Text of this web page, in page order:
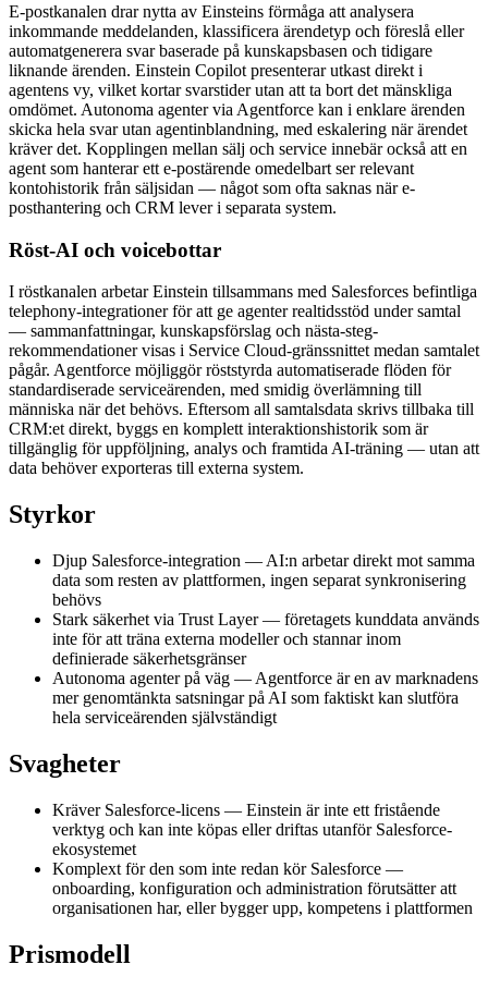
E-postkanalen drar nytta av Einsteins förmåga att analysera
inkommande meddelanden, klassificera ärendetyp och föreslå eller
automatgenerera svar baserade på kunskapsbasen och tidigare
liknande ärenden. Einstein Copilot presenterar utkast direkt i
agentens vy, vilket kortar svarstider utan att ta bort det mänskliga
omdömet. Autonoma agenter via Agentforce kan i enklare ärenden
skicka hela svar utan agentinblandning, med eskalering när ärendet
kräver det. Kopplingen mellan sälj och service innebär också att en
agent som hanterar ett e-postärende omedelbart ser relevant
kontohistorik från säljsidan — något som ofta saknas när e-
posthantering och CRM lever i separata system.
Röst-AI och voicebottar
I röstkanalen arbetar Einstein tillsammans med Salesforces befintliga
telephony-integrationer för att ge agenter realtidsstöd under samtal
— sammanfattningar, kunskapsförslag och nästa-steg-
rekommendationer visas i Service Cloud-gränssnittet medan samtalet
pågår. Agentforce möjliggör röststyrda automatiserade flöden för
standardiserade serviceärenden, med smidig överlämning till
människa när det behövs. Eftersom all samtalsdata skrivs tillbaka till
CRM:et direkt, byggs en komplett interaktionshistorik som är
tillgänglig för uppföljning, analys och framtida AI-träning — utan att
data behöver exporteras till externa system.
Styrkor
Djup Salesforce-integration — AI:n arbetar direkt mot samma
data som resten av plattformen, ingen separat synkronisering
behövs
Stark säkerhet via Trust Layer — företagets kunddata används
inte för att träna externa modeller och stannar inom
definierade säkerhetsgränser
Autonoma agenter på väg — Agentforce är en av marknadens
mer genomtänkta satsningar på AI som faktiskt kan slutföra
hela serviceärenden självständigt
Svagheter
Kräver Salesforce-licens — Einstein är inte ett fristående
verktyg och kan inte köpas eller driftas utanför Salesforce-
ekosystemet
Komplext för den som inte redan kör Salesforce —
onboarding, konfiguration och administration förutsätter att
organisationen har, eller bygger upp, kompetens i plattformen
Prismodell